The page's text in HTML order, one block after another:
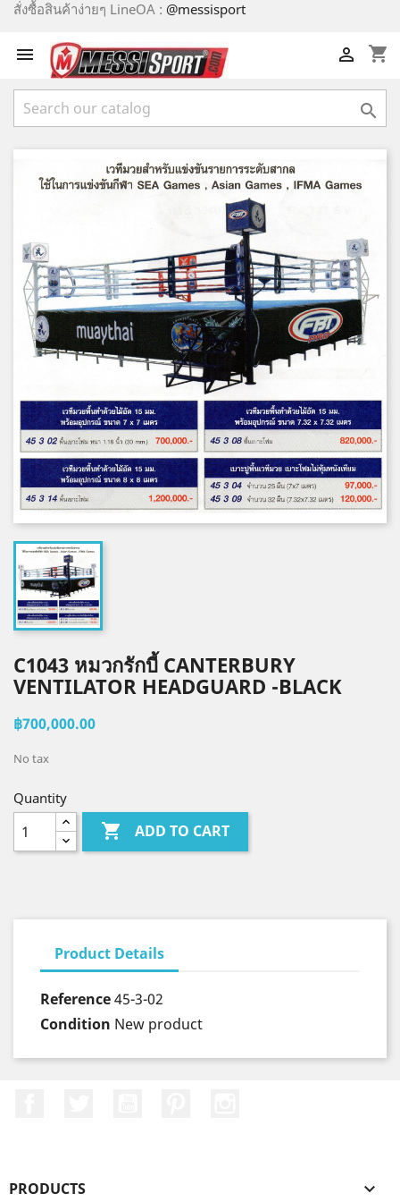
สั่งซื้อสินค้าง่ายๆ LineOA : @messisport
 shopping_cart


C1043 หมวกรักบี้ CANTERBURY
VENTILATOR HEADGUARD -BLACK
฿700,000.00
No tax
Quantity
 ADD TO CART
Product Details
Reference45-3-02
Condition New product
PRODUCTS 